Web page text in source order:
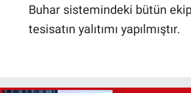
Buhar sistemindeki bütün
tesisatın yalıtımı yapılmıştır.